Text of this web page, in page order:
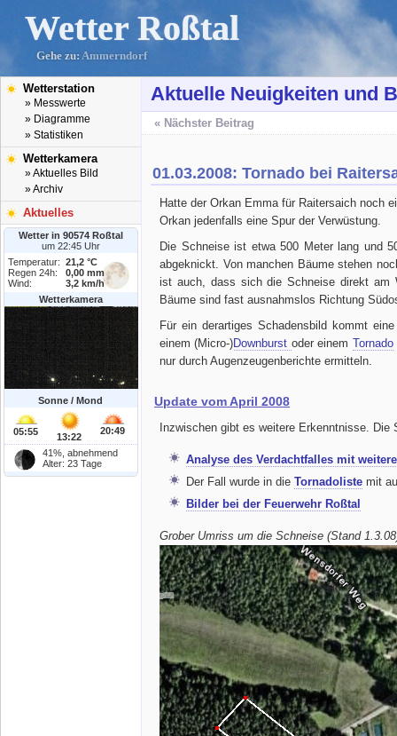
Wetter Roßtal
Gehe zu: Ammerndorf
Wetterstation
» Messwerte
» Diagramme
» Statistiken
Wetterkamera
» Aktuelles Bild
» Archiv
Aktuelles
Wetter in 90574 Roßtal
um 22:45 Uhr
Temperatur:
21,2 °C
Regen 24h:
0,00 mm
Wind:
3,2 km/h
Wetterkamera
Sonne / Mond
05:55 13:22
20:49
41%, abnehmend
Alter: 23 Tage
Aktuelle Neuigkeiten und
« Nächster Beitrag
01.03.2008: Tornado bei
Hatte der Orkan Emma für Raitersaich noch
Orkan jedenfalls eine Spur der Verwüstung.
Die Schneise ist etwa 500 Meter lang und
abgeknickt. Von manchen Bäume stehen
ist auch, dass sich die Schneise direkt am
Bäume sind fast ausnahmslos Richtung
Für ein derartiges Schadensbild kommt
einem (Micro-)Downburst oder einem Tornado
nur durch Augenzeugenberichte ermitteln.
Update vom April 2008
Inzwischen gibt es weitere Erkenntnisse.
Analyse des Verdachtfalles mit
Der Fall wurde in die Tornadoliste mit
Bilder bei der Feuerwehr Roßtal
Grober Umriss um die Schneise (Stand